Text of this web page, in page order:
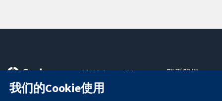
可信任的证据
11-13 Cavendish
Square
London
联系我们
我们的Cookie使用